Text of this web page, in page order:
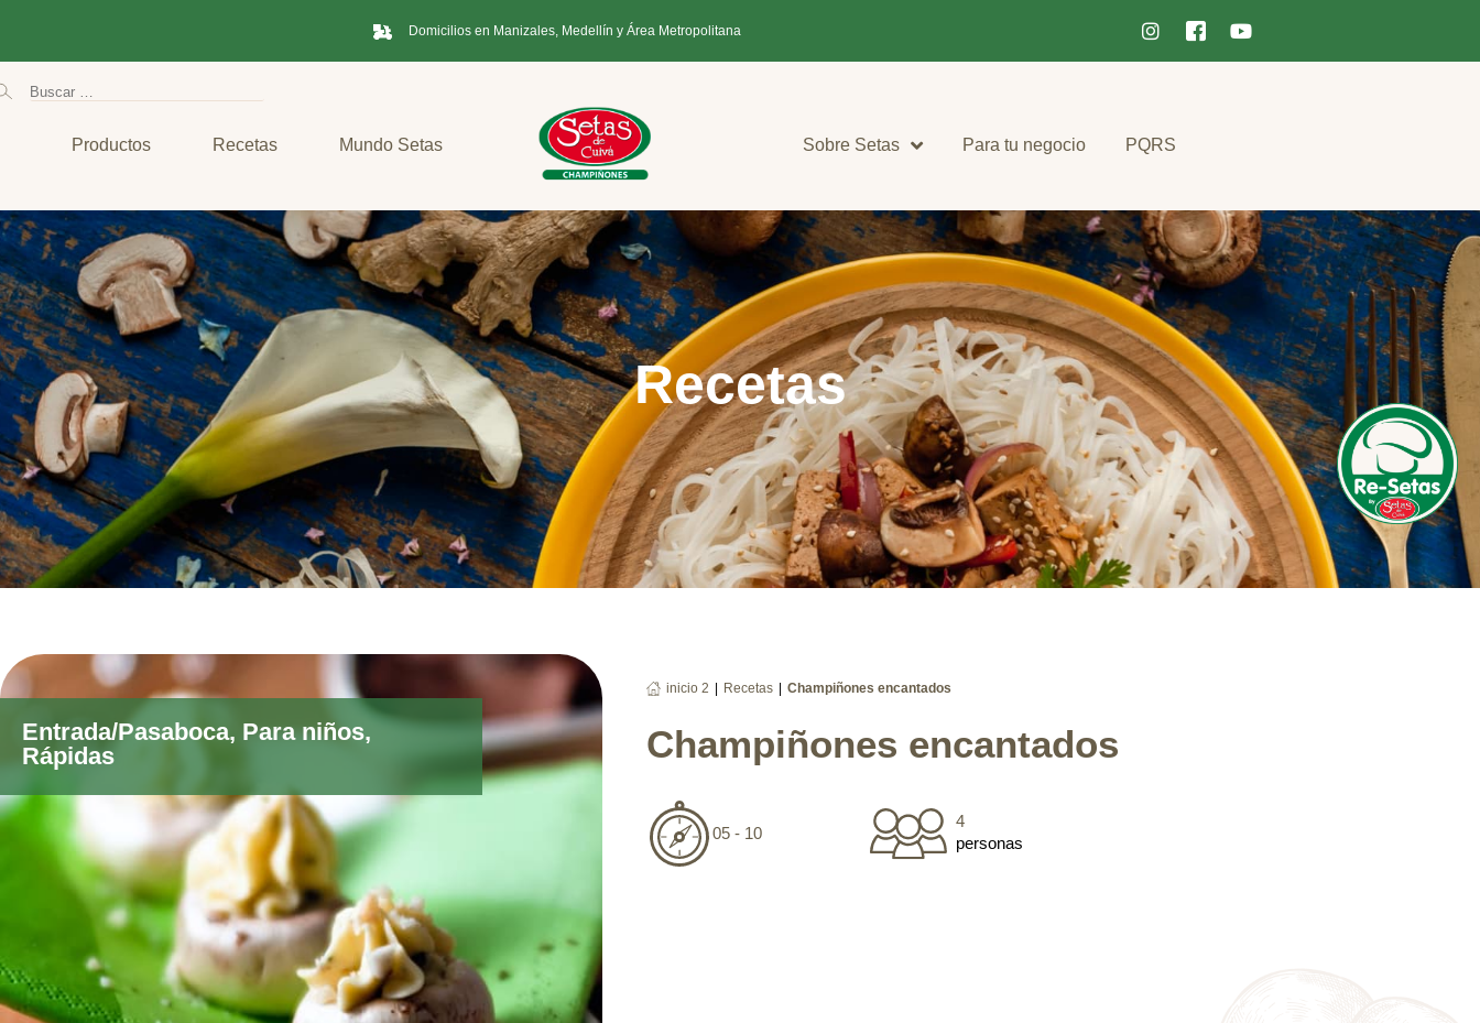
Domicilios en Manizales, Medellín y Área Metropolitana
Productos Recetas Mundo Setas Sobre Setas Para tu negocio PQRS
Recetas
Entrada/Pasaboca, Para niños,
Rápidas
inicio 2 Recetas Champiñones encantados
Champiñones encantados
05 - 10
4
personas